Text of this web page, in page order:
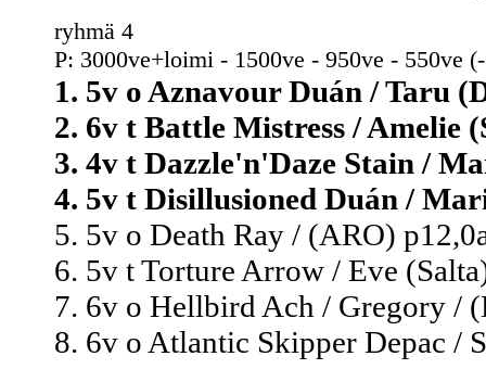
ryhmä 4
P: 3000ve+loimi - 1500ve - 950ve - 550ve
1. 5v o Aznavour Duán / Taru
2. 6v t Battle Mistress / Amelie
3. 4v t Dazzle'n'Daze Stain /
4. 5v t Disillusioned Duán /
5. 5v o Death Ray / (ARO)
6. 5v t Torture Arrow / Eve
7. 6v o Hellbird Ach / Gregory /
8. 6v o Atlantic Skipper Depac /